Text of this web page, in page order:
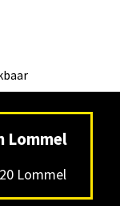
Lommel
Lommel